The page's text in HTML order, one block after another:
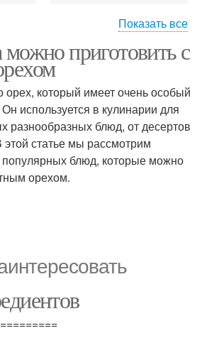
Ингредиенты для супа
Блюда с мускатным
орехом
Показать все
приготовить с
орех, который имеет очень особый
используется в кулинарии для
разнообразных блюд, от десертов
статье мы рассмотрим
блюд, которые можно
орехом.